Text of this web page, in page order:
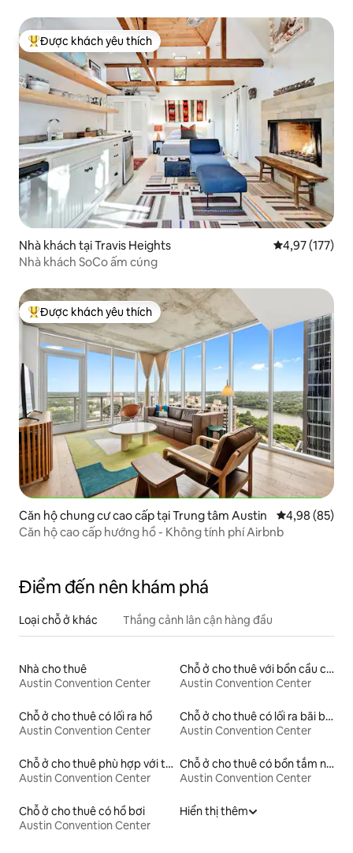
Được khách yêu thích nhất
Được khách yêu thích
Nhà khách tại Travis Heights Xếp hạng
4,97 (177)
Nhà khách SoCo ấm cúng
Được khách yêu thích nhất
Được khách yêu thích
Căn hộ chung cư cao cấp tại Trung tâm Austin Xếp hạng
4,98 (85)
Căn hộ cao cấp hướng hồ - Không tính phí Airbnb
Điểm đến nên khám phá
Loại chỗ ở khác Thắng cảnh lân cận hàng đầu
Nhà cho thuê
Austin Convention Center
Chỗ ở cho thuê với bồn cầu có chiều cao phù hợp cho người có nhu cầu đặc biệt
Austin Convention Center
Chỗ ở cho thuê có lối ra hồ
Austin Convention Center
Chỗ ở cho thuê có lối ra bãi biển
Austin Convention Center
Chỗ ở cho thuê phù hợp với thú cưng
Austin Convention Center
Chỗ ở cho thuê có bồn tắm nước nóng
Austin Convention Center
Chỗ ở cho thuê có hồ bơi
Austin Convention Center
Hiển thị thêm